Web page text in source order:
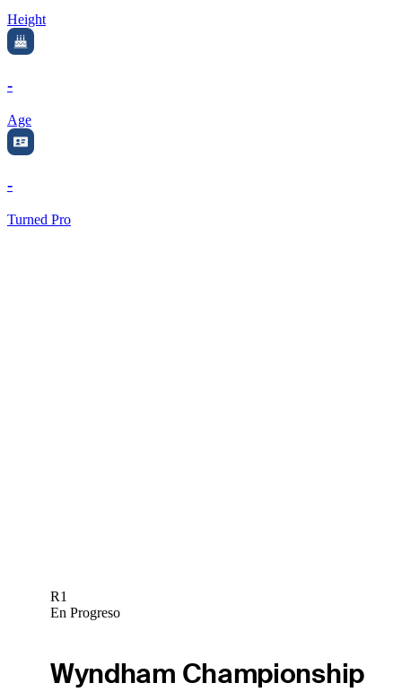
Height
-
Age
-
Turned Pro
R1
En Progreso
Wyndham Championship